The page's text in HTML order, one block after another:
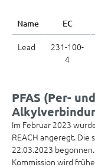
Name EC
Lead
231-100-
4
PFAS (Per-
Im Februar 2023
REACH angeregt. Die
22.03.2023
Kommission wird